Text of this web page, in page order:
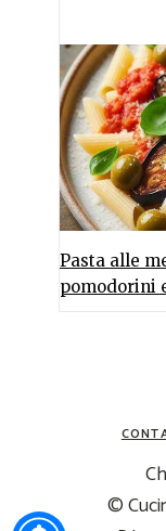
Pasta alle
pomodorini
©